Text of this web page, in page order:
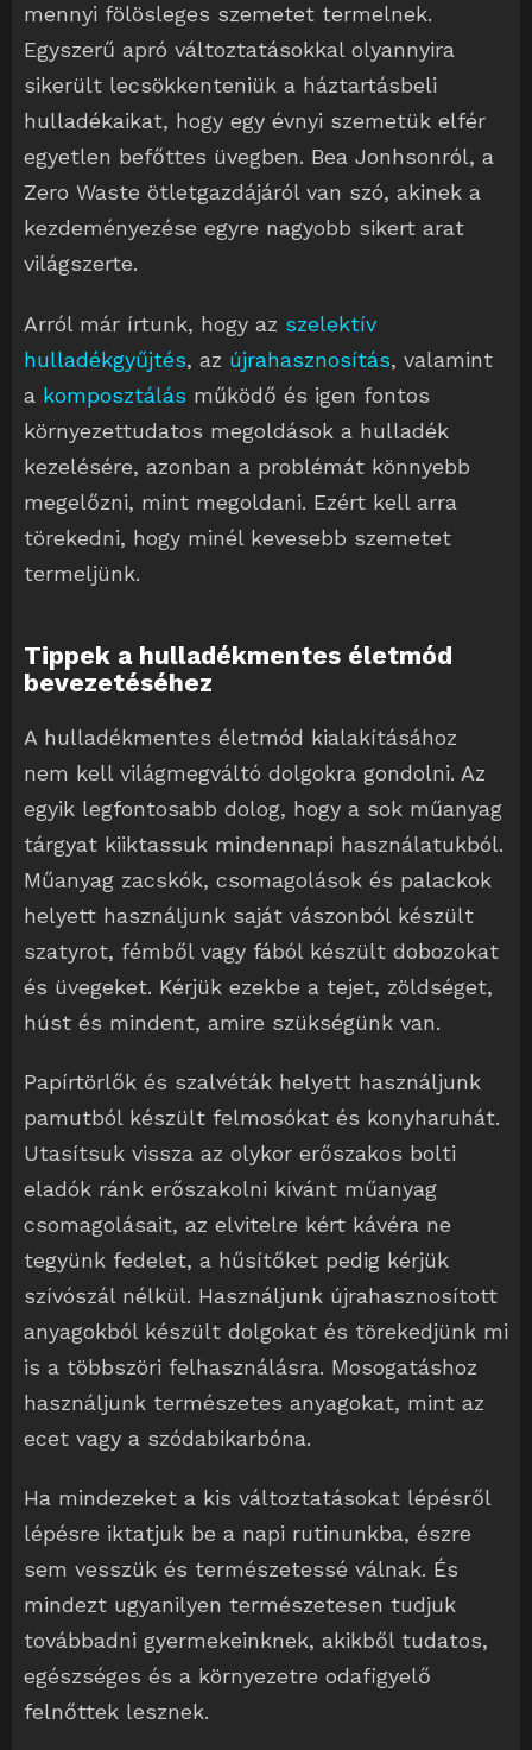
mennyi fölösleges szemetet termelnek.
Egyszerű apró változtatásokkal olyannyira
sikerült lecsökkenteniük a háztartásbeli
hulladékaikat, hogy egy évnyi szemetük elfér
egyetlen befőttes üvegben. Bea Jonhsonról, a
Zero Waste ötletgazdájáról van szó, akinek a
kezdeményezése egyre nagyobb sikert arat
világszerte.
Arról már írtunk, hogy az szelektív
hulladékgyűjtés, az újrahasznosítás, valamint
a komposztálás működő és igen fontos
környezettudatos megoldások a hulladék
kezelésére, azonban a problémát könnyebb
megelőzni, mint megoldani. Ezért kell arra
törekedni, hogy minél kevesebb szemetet
termeljünk.
Tippek a hulladékmentes életmód
bevezetéséhez
A hulladékmentes életmód kialakításához
nem kell világmegváltó dolgokra gondolni. Az
egyik legfontosabb dolog, hogy a sok műanyag
tárgyat kiiktassuk mindennapi használatukból.
Műanyag zacskók, csomagolások és palackok
helyett használjunk saját vászonból készült
szatyrot, fémből vagy fából készült dobozokat
és üvegeket. Kérjük ezekbe a tejet, zöldséget,
húst és mindent, amire szükségünk van.
Papírtörlők és szalvéták helyett használjunk
pamutból készült felmosókat és konyharuhát.
Utasítsuk vissza az olykor erőszakos bolti
eladók ránk erőszakolni kívánt műanyag
csomagolásait, az elvitelre kért kávéra ne
tegyünk fedelet, a hűsítőket pedig kérjük
szívószál nélkül. Használjunk újrahasznosított
anyagokból készült dolgokat és törekedjünk mi
is a többszöri felhasználásra. Mosogatáshoz
használjunk természetes anyagokat, mint az
ecet vagy a szódabikarbóna.
Ha mindezeket a kis változtatásokat lépésről
lépésre iktatjuk be a napi rutinunkba, észre
sem vesszük és természetessé válnak. És
mindezt ugyanilyen természetesen tudjuk
továbbadni gyermekeinknek, akikből tudatos,
egészséges és a környezetre odafigyelő
felnőttek lesznek.